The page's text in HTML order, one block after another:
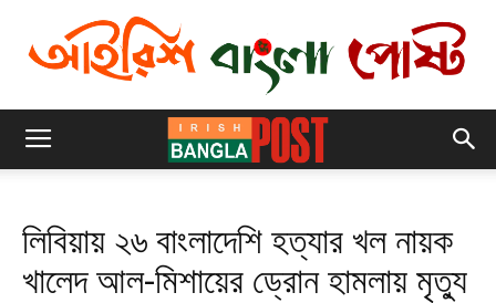
লিবিয়ায় ২৬ বাংলাদেশি হত্যার খল নায়ক
খালেদ আল-মিশায়ের ড্রোন হামলায় মৃত্যু